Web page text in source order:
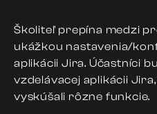
Školiteľ prepína medzi
ukážkou nastavenia/
aplikácii Jira. Účastníci
vzdelávacej aplikácii
vyskúšali rôzne funkcie.